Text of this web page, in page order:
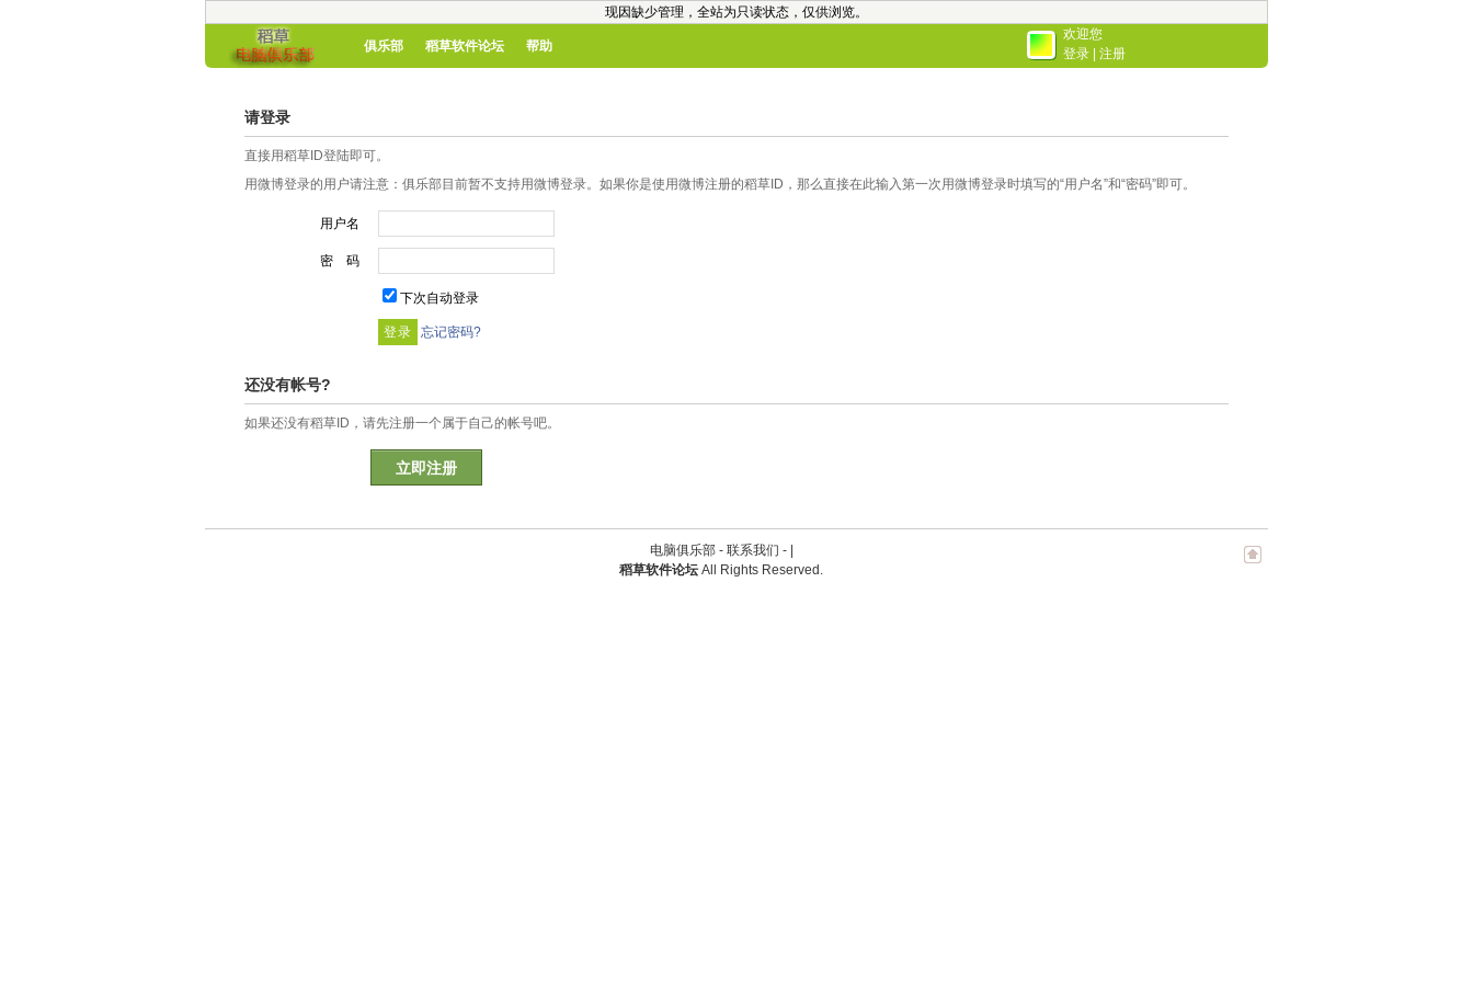
现因缺少管理，全站为只读状态，仅供浏览。
俱乐部 稻草软件论坛 帮助
欢迎您
登录
注册
请登录
直接用稻草ID登陆即可。
用微博登录的用户请注意：俱乐部目前暂不支持用微博登录。如果你是使用微博注册的稻草ID，那么直接在此输入第一次用微博登录时填写的“用户名”和“密码”即可。
用户名
密 码
下次自动登录
忘记密码?
还没有帐号?
如果还没有稻草ID，请先注册一个属于自己的帐号吧。
立即注册
电脑俱乐部 - 联系我们 -
稻草软件论坛 All Rights Reserved.